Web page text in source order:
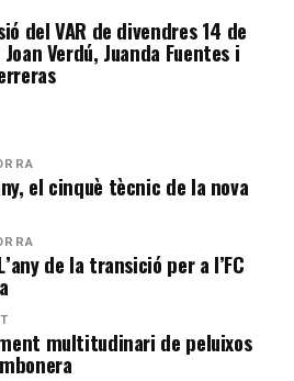
del VAR de divendres 14 de
Verdú, Juanda Fuentes i
el cinquè tècnic de la nova
de la transició per a l’FC
multitudinari de peluixos